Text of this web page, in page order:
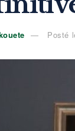
Posté